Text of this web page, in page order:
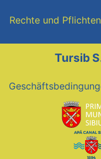
Rechte und
Tursib